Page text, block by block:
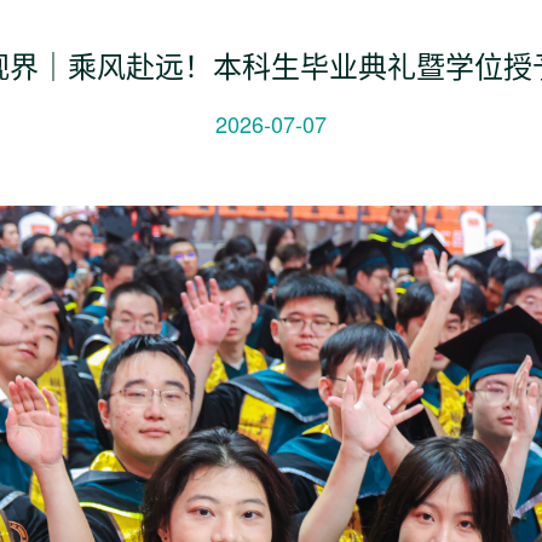
界｜乘风赴远！本科生毕业典礼暨学位授
2026-07-07